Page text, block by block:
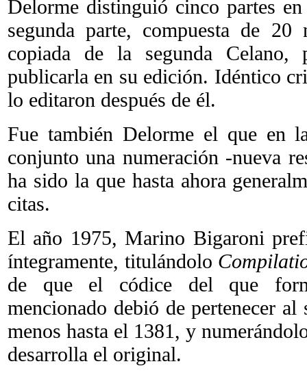
Delorme distinguió cinco partes
segunda parte, compuesta de 20
copiada de la segunda
publicarla en su edición. Idéntico
lo editaron después de él.
Fue también Delorme el que en
conjunto una numeración -nueva
ha sido la que hasta ahora
citas.
El año 1975, Marino Bigaroni
íntegramente, titulándolo
de que el códice del que
mencionado debió de pertenecer
menos hasta el 1381, y
desarrolla el original.